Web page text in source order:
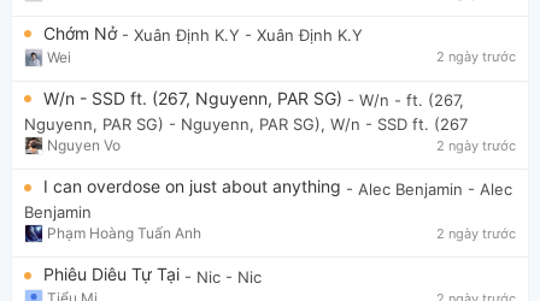
Chớm Nở - Xuân Định K.Y - Xuân Định K.Y
Wei 2 ngày trước
W/n - SSD ft. (267, Nguyenn, PAR SG) - W/n - ft. (267,
Nguyenn, PAR SG) - Nguyenn, PAR SG), W/n - SSD ft. (267
Nguyen Vo 2 ngày trước
I can overdose on just about anything - Alec Benjamin - Alec
Benjamin
Phạm Hoàng Tuấn Anh 2 ngày trước
Phiêu Diêu Tự Tại - Nic - Nic